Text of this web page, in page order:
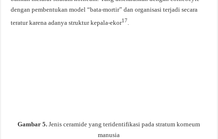
dengan pembentukan model “bata-mortir” dan organisasi terjadi secara
teratur karena adanya struktur kepala-ekor17.
Gambar 5. Jenis ceramide yang teridentifikasi pada stratum korneum
manusia